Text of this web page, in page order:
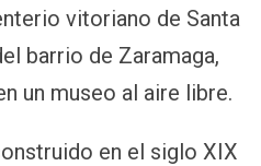
vitoriano de Santa
barrio de Zaramaga,
un museo al aire libre.
en el siglo XIX